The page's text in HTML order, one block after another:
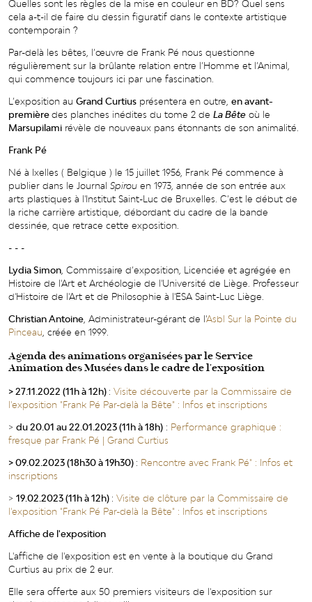
Quelles sont les règles de la mise en couleur en BD? Quel sens
cela a-t-il de faire du dessin figuratif dans le contexte artistique
contemporain ?
Par-delà les bêtes, l’œuvre de Frank Pé nous questionne
régulièrement sur la brûlante relation entre l’Homme et l’Animal,
qui commence toujours ici par une fascination.
L’exposition au Grand Curtius présentera en outre, en avant-
premièredes planches inédites du tome 2 de La Bête où le
Marsupilami révèle de nouveaux pans étonnants de son animalité.
Frank Pé
Né à Ixelles ( Belgique ) le 15 juillet 1956, Frank Pé commence à
publier dans le Journal Spirou en 1973, année de son entrée aux
arts plastiques à l'Institut Saint-Luc de Bruxelles. C’est le début de
la riche carrière artistique, débordant du cadre de la bande
dessinée, que retrace cette exposition.
- - -
Lydia Simon , Commissaire d’exposition, Licenciée et agrégée en
Histoire de l'Art et Archéologie de l'Université de Liège. Professeur
d'Histoire de l'Art et de Philosophie à l'ESA Saint-Luc Liège.
Christian Antoine , Administrateur-gérant de l'Asbl Sur la Pointe du
Pinceau , créée en 1999.
Agenda des animations organisées par le Service
Animation des Musées dans le cadre de l'exposition
> 27.11.2022 (11h à 12h) : Visite découverte par la Commissaire de
l'exposition "Frank Pé Par-delà la Bête" : Infos et inscriptions
> du 20.01 au 22.01.2023 (11h à 18h) : Performance graphique :
fresque par Frank Pé | Grand Curtius
> 09.02.2023 (18h30 à 19h30) : Rencontre avec Frank Pé" : Infos et
inscriptions
> 19.02.2023 (11h à 12h) : Visite de clôture par la Commissaire de
l'exposition "Frank Pé Par-delà la Bête" : Infos et inscriptions
Affiche de l'exposition
L'affiche de l'exposition est en vente à la boutique du Grand
Curtius au prix de 2 eur.
Elle sera offerte aux 50 premiers visiteurs de l'exposition sur